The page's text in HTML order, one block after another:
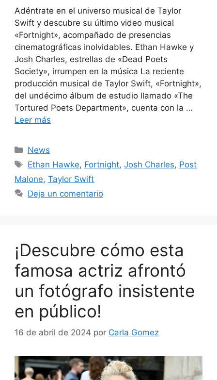
Adéntrate en el universo musical de Taylor
Swift y descubre su último video musical
«Fortnight», acompañado de presencias
cinematográficas inolvidables. Ethan Hawke y
Josh Charles, estrellas de «Dead Poets
Society», irrumpen en la música La reciente
producción musical de Taylor Swift, «Fortnight»,
del undécimo álbum de estudio llamado «The
Tortured Poets Department», cuenta con la …
Leer más
Categorías
News
Etiquetas
Ethan Hawke, Fortnight,Josh Charles, Post
Malone, Taylor Swift
Deja un comentario
¡Descubre cómo esta
famosa actriz afrontó
un fotógrafo insistente
en público!
16 de abril de 2024 por Carla Gomez